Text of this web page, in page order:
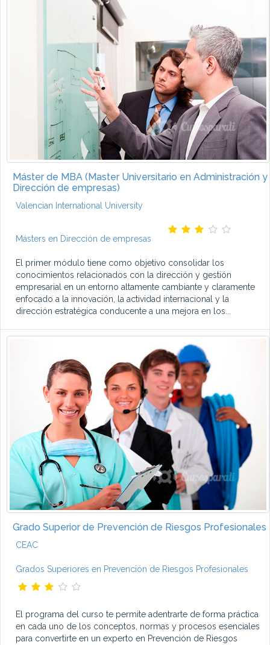
Máster de MBA (Master Universitario en Administración y
Dirección de empresas)
Valencian International University
Másters en Dirección de empresas
El primer módulo tiene como objetivo consolidar los
conocimientos relacionados con la dirección y gestión
empresarial en un entorno altamente cambiante y claramente
enfocado a la innovación, la actividad internacional y la
dirección estratégica conducente a una mejora en los...
Grado Superior de Prevención de Riesgos Profesionales
CEAC
Grados Superiores en Prevención de Riesgos Profesionales
El programa del curso te permite adentrarte de forma práctica
en cada uno de los conceptos, normas y procesos esenciales
para convertirte en un experto en Prevención de Riesgos